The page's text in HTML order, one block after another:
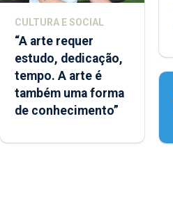
CULTURA E SOCIAL
“A arte requer
estudo, dedicação,
tempo. A arte é
também uma forma
de conhecimento”